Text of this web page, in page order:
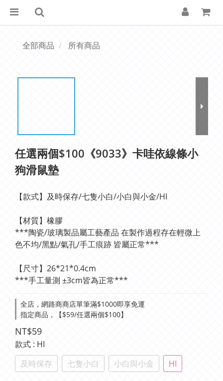
全部商品 所有商品
任選兩個$100《9033》卡哇依線條小
狗滑鼠墊
【款式】及時保存/七隻小白/小白與小金/HI
【材質】橡膠
***陶瓷/玻璃製品屬工藝產品 在製作過程存在輕微上
色不均/黑點/氣孔/手工痕跡 皆屬正常***
【尺寸】26*21*0.4cm
***手工量測 ±3cm皆為正常***
全店，網路商商店單筆滿$1000即享免運
指定商品，【$59/任選兩個$100】
NT$59
款式 : HI
及時保存
七隻小白 小白與小金 HI